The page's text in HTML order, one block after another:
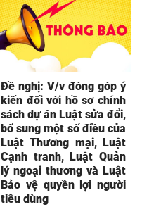
Đề nghị: V/v đóng góp ý
kiến đối với hồ sơ chính
sách dự án Luật sửa đổi,
bổ sung một số điều của
Luật Thương mại, Luật
Cạnh tranh, Luật Quản
lý ngoại thương và Luật
Bảo vệ quyền lợi người
tiêu dùng